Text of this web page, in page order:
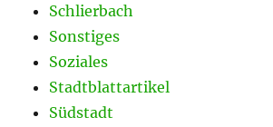
Schlierbach
Sonstiges
Soziales
Stadtblattartikel
Südstadt